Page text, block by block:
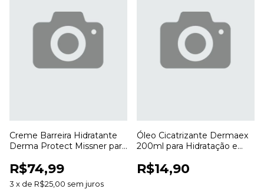
Creme Barreira Hidratante
Derma Protect Missner para
Pele
R$74,99
3 x de R$25,00 sem juros
Óleo Cicatrizante Dermaex
200ml para Hidratação e
R$14,90